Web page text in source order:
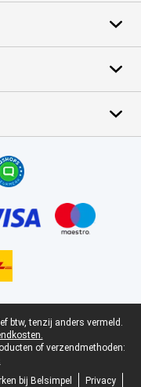
btw, tenzij anders vermeld.
of verzendmethoden:
bij Belsimpel
Privacy